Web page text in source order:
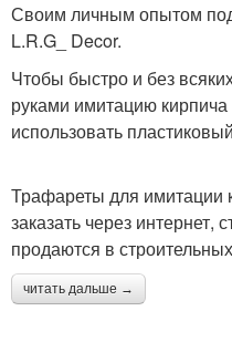
Своим личным опытом
L.R.G_ Decor.
Чтобы быстро и без
руками имитацию
использовать
Трафареты для имитации
заказать через интернет,
продаются в
читать дальше →